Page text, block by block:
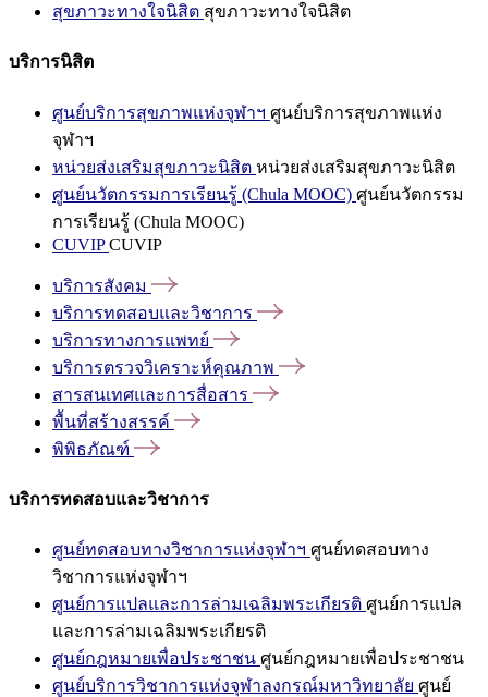
สุขภาวะทางใจนิสิต สุขภาวะทางใจนิสิต
บริการนิสิต
ศูนย์บริการสุขภาพแห่งจุฬาฯ ศูนย์บริการสุขภาพแห่ง
จุฬาฯ
หน่วยส่งเสริมสุขภาวะนิสิต หน่วยส่งเสริมสุขภาวะนิสิต
ศูนย์นวัตกรรมการเรียนรู้ (Chula MOOC) ศูนย์นวัตกรรม
การเรียนรู้ (Chula MOOC)
CUVIPCUVIP
บริการสังคม
บริการทดสอบและวิชาการ
บริการทางการแพทย์
บริการตรวจวิเคราะห์คุณภาพ
สารสนเทศและการสื่อสาร
พื้นที่สร้างสรรค์
พิพิธภัณฑ์
บริการทดสอบและวิชาการ
ศูนย์ทดสอบทางวิชาการแห่งจุฬาฯ ศูนย์ทดสอบทาง
วิชาการแห่งจุฬาฯ
ศูนย์การแปลและการล่ามเฉลิมพระเกียรติ ศูนย์การแปล
และการล่ามเฉลิมพระเกียรติ
ศูนย์กฎหมายเพื่อประชาชน ศูนย์กฎหมายเพื่อประชาชน
ศูนย์บริการวิชาการแห่งจุฬาลงกรณ์มหาวิทยาลัย ศูนย์